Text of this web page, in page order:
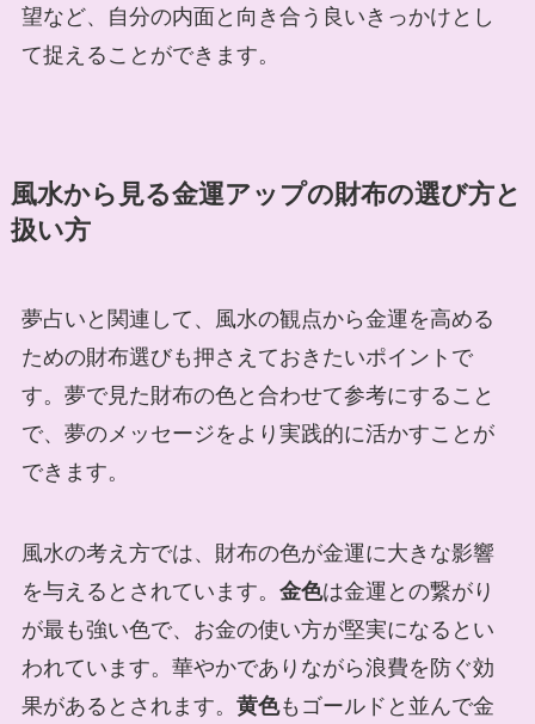
望など、自分の内面と向き合う良いきっかけとし
て捉えることができます。
風水から見る金運アップの財布の選び方と
扱い方
夢占いと関連して、風水の観点から金運を高める
ための財布選びも押さえておきたいポイントで
す。夢で見た財布の色と合わせて参考にすること
で、夢のメッセージをより実践的に活かすことが
できます。
風水の考え方では、財布の色が金運に大きな影響
を与えるとされています。 金色は金運との繋がり
が最も強い色で、お金の使い方が堅実になるとい
われています。華やかでありながら浪費を防ぐ効
果があるとされます。 黄色もゴールドと並んで金